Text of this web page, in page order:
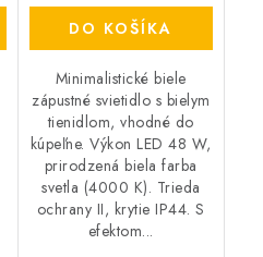
DO KOŠÍKA
Minimalistické biele
zápustné svietidlo s bielym
tienidlom, vhodné do
kúpeľne. Výkon LED 48 W,
prirodzená biela farba
svetla (4000 K). Trieda
ochrany II, krytie IP44. S
efektom...